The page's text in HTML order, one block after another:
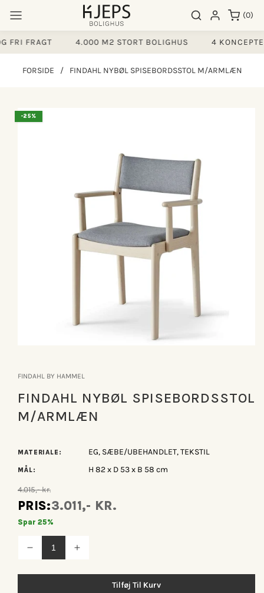
indhold
Søgeresultater
Log ind (0)
0
varer
FRI FRAGT 4.000 M2 STORT BOLIGHUS 4
FORSIDE / FINDAHL NYBØL SPISEBORDSSTOL M/ARMLÆN
-25%
til
iFINDAHL BY HAMMEL
FINDAHL NYBØL SPISEBORDSSTOL
M/ARMLÆN
MATERIALE: EG, SÆBE/UBEHANDLET, TEKSTIL
MÅL: H 82 x D 53 x B 58 cm
4.015,- kr.
PRIS:3.011,- KR.
Spar 25%
Reducer
antallet
Øg
Tilføj Til Kurv